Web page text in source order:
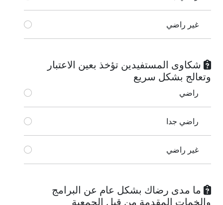
غير راضي
شكاوى المستفيدين تؤخذ بعين الاعتبار
وتعالج بشكل سريع
راضي
راضي جدا
غير راضي
ما مدى رضاك بشكل عام عن البرامج
والخمات المقدمة من قبل الجمعية